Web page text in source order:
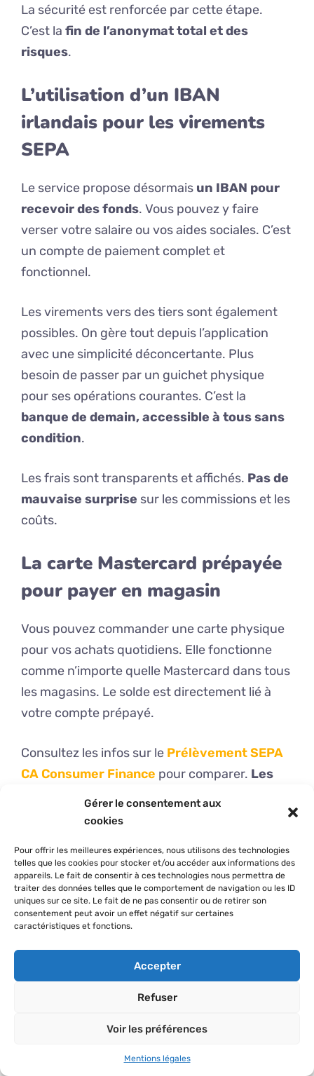
Gérer le consentement aux
cookies
Pour offrir les meilleures expériences, nous utilisons des technologies
telles que les cookies pour stocker et/ou accéder aux informations des
appareils. Le fait de consentir à ces technologies nous permettra de
traiter des données telles que le comportement de navigation ou les ID
uniques sur ce site. Le fait de ne pas consentir ou de retirer son
consentement peut avoir un effet négatif sur certaines
caractéristiques et fonctions.
Accepter
Refuser
Voir les préférences
Mentions légales
La sécurité est renforcée par cette étape.
C’est la fin de l’anonymat total et des
risques.
L’utilisation d’un IBAN
irlandais pour les virements
SEPA
Le service propose désormais un IBAN pour
recevoir des fonds. Vous pouvez y faire
verser votre salaire ou vos aides sociales. C’est
un compte de paiement complet et
fonctionnel.
Les virements vers des tiers sont également
possibles. On gère tout depuis l’application
avec une simplicité déconcertante. Plus
besoin de passer par un guichet physique
pour ses opérations courantes. C’est la
banque de demain, accessible à tous sans
condition.
Les frais sont transparents et affichés. Pas de
mauvaise surprise sur les commissions et les
coûts.
La carte Mastercard prépayée
pour payer en magasin
Vous pouvez commander une carte physique
pour vos achats quotidiens. Elle fonctionne
comme n’importe quelle Mastercard dans tous
les magasins. Le solde est directement lié à
votre compte prépayé.
Consultez les infos sur le Prélèvement SEPA
CA Consumer Finance pour comparer. Les
facilités de paiement deviennent alors
accessiblespour vos besoins.
Les retraits au distributeur sont possibles mais
payants.Comparez bien les tarifs.
Vous maîtrisez désormais les rouages du
total et gestion budgétaire infaillible
Activez vos codes sans tarder pour éviter les
frais d’inactivité et sécuriser vos achats en
ligne dès aujourd’hui. Votre vie privée mérite